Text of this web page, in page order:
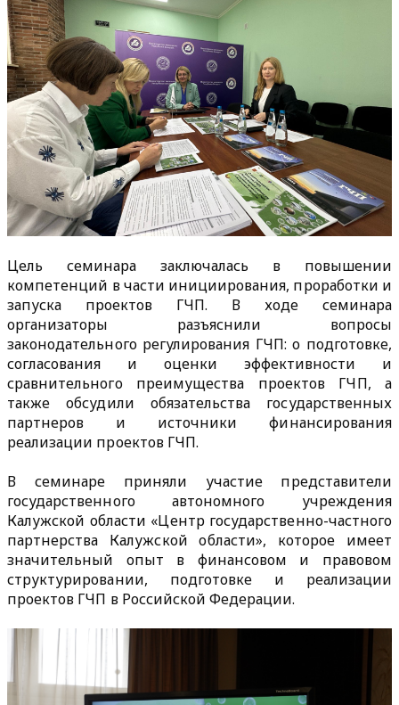
Цель семинара заключалась в повышении
компетенций в части инициирования, проработки и
запуска проектов ГЧП. В ходе семинара
организаторы разъяснили вопросы
законодательного регулирования ГЧП: о подготовке,
согласования и оценки эффективности и
сравнительного преимущества проектов ГЧП, а
также обсудили обязательства государственных
партнеров и источники финансирования
реализации проектов ГЧП.
В семинаре приняли участие представители
государственного автономного учреждения
Калужской области «Центр государственно-частного
партнерства Калужской области», которое имеет
значительный опыт в финансовом и правовом
структурировании, подготовке и реализации
проектов ГЧП в Российской Федерации.